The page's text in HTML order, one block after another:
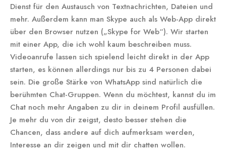
Dienst für den Austausch von Textnachrichten, Dateien und
mehr. Außerdem kann man Skype auch als Web-App direkt
über den Browser nutzen („Skype for Web“). Wir starten
mit einer App, die ich wohl kaum beschreiben muss.
Videoanrufe lassen sich spielend leicht direkt in der App
starten, es können allerdings nur bis zu 4 Personen dabei
sein. Die große Stärke von WhatsApp sind natürlich die
berühmten Chat-Gruppen. Wenn du möchtest, kannst du im
Chat noch mehr Angaben zu dir in deinem Profil ausfüllen.
Je mehr du von dir zeigst, desto besser stehen die
Chancen, dass andere auf dich aufmerksam werden,
Interesse an dir zeigen und mit dir chatten wollen.